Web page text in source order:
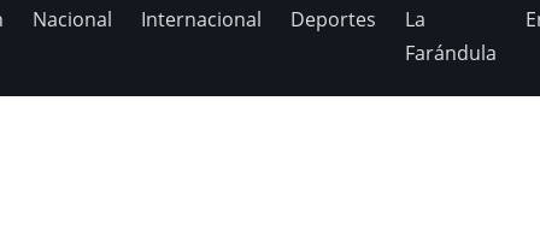
Nacional Internacional Deportes
La
Farándula